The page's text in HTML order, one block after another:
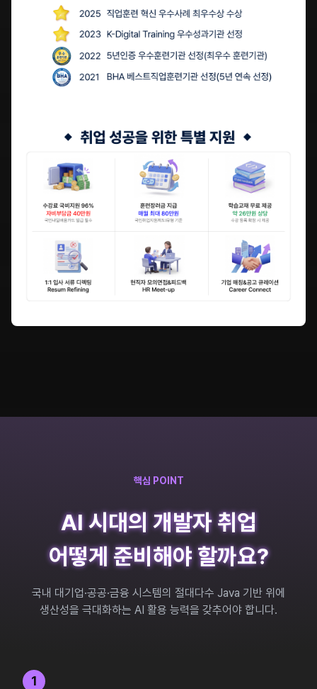
핵심 POINT
AI 시대의 개발자 취업
어떻게 준비해야 할까요?
국내 대기업·공공·금융 시스템의 절대다수 Java 기반 위에
생산성을 극대화하는 AI 활용 능력을 갖추어야 합니다.
1